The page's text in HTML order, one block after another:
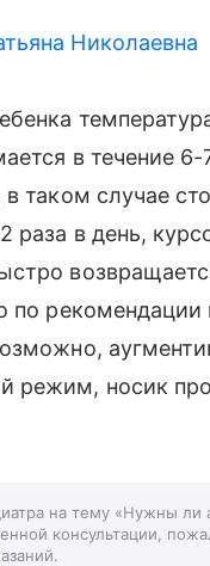
Николаевна
в течение
в таком случае
раза в день,
по
режим, носик
на тему «Нужны
консультации,